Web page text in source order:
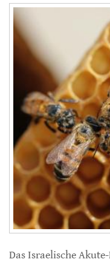
Das Israelische